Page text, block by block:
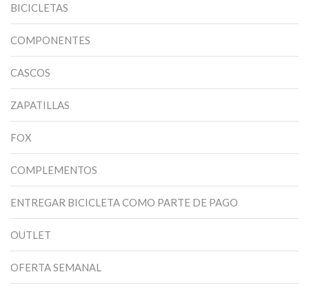
BICICLETAS
COMPONENTES
CASCOS
ZAPATILLAS
FOX
COMPLEMENTOS
ENTREGAR BICICLETA COMO PARTE DE PAGO
OUTLET
OFERTA SEMANAL